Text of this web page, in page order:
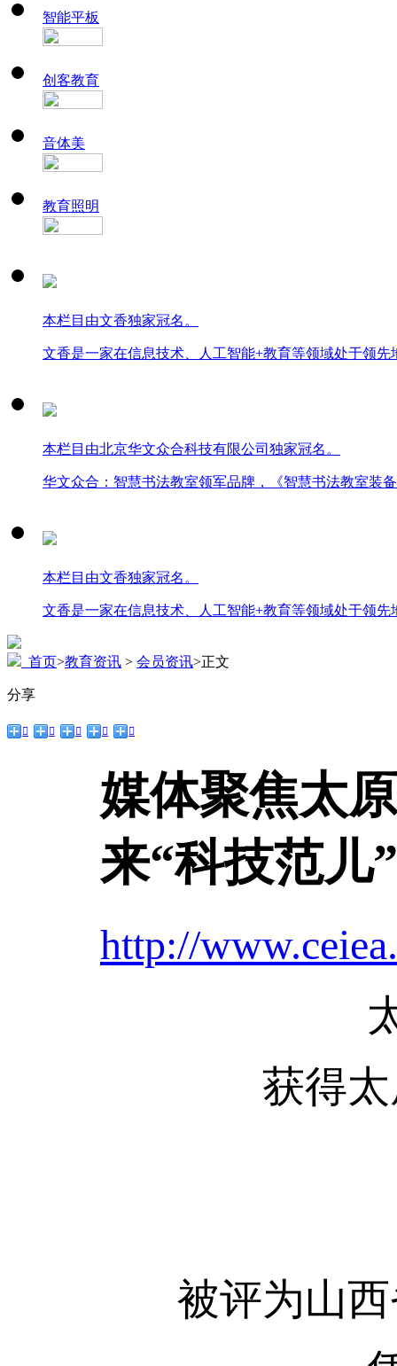
智能平板
创客教育
音体美
教育照明
本栏目由文香独家冠名。
文香是一家在信息技术、人工智能+教育等领域处于领
本栏目由北京华文众合科技有限公司独家冠名。
华文众合：智慧书法教室领军品牌，《智慧书法教室装
本栏目由文香独家冠名。
文香是一家在信息技术、人工智能+教育等领域处于领
首页>教育资讯 > 会员资讯>正文
分享
    
媒体聚焦太
来“科技范儿”
http://
获得
被评为山